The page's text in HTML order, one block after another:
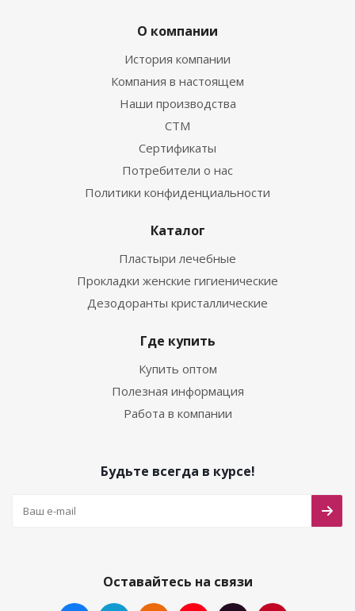
О компании
История компании
Компания в настоящем
Наши производства
СТМ
Сертификаты
Потребители о нас
Политики конфиденциальности
Каталог
Пластыри лечебные
Прокладки женские гигиенические
Дезодоранты кристаллические
Где купить
Купить оптом
Полезная информация
Работа в компании
Будьте всегда в курсе!
Оставайтесь на связи